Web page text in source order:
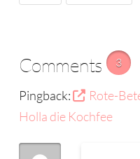
Comments 3
Pingback:
Rote-
Holla die Kochfee